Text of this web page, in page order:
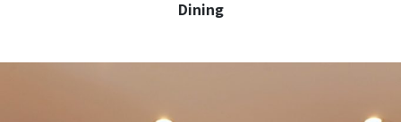
Dining